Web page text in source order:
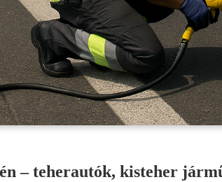
– teherautók, kisteher